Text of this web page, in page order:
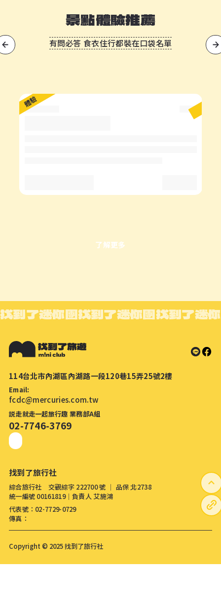
景點體驗推薦
有問必答 食衣住行都裝在口袋名單
體驗
了解更多
找到了迷你團找到了迷你團找到了迷
114台北市內湖區內湖路一段120巷15弄25號2樓
Email:
fcdc@mercuries.com.tw
説走就走一起旅行趣 業務部A組
02-7746-3769
找到了旅行社
綜合旅行社 交觀綜字 222700 號 │ 品保 北2738
統一編號 00161819│負責人 艾施鴻
代表號：02-7729-0729
傳真：
Copyright © 2025 找到了旅行社